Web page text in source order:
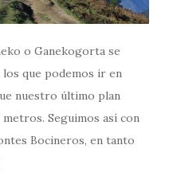
o Ganekogorta se
que podemos ir en
nuestro último plan
Seguimos así con
Bocineros, en tanto